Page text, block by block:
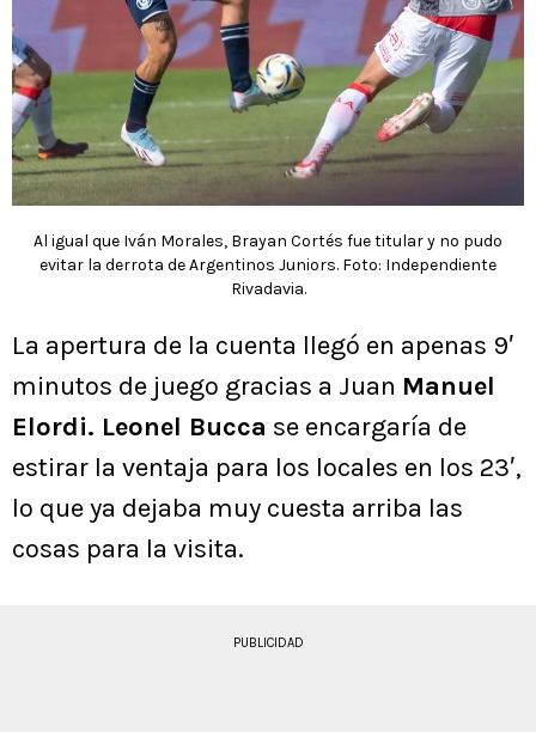
Al igual que Iván Morales, Brayan Cortés fue titular y no pudo
evitar la derrota de Argentinos Juniors. Foto: Independiente
Rivadavia.
La apertura de la cuenta llegó en apenas 9′
minutos de juego gracias a Juan Manuel
Elordi. Leonel Bucca se encargaría de
estirar la ventaja para los locales en los 23′,
lo que ya dejaba muy cuesta arriba las
cosas para la visita.
PUBLICIDAD